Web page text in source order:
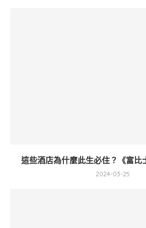
這些酒店為什麼此生必住？《富比
2024-03-25